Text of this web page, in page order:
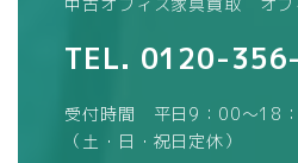
TEL. 0120-
受付時間 平日9：00～18
（土・日・祝日定休）